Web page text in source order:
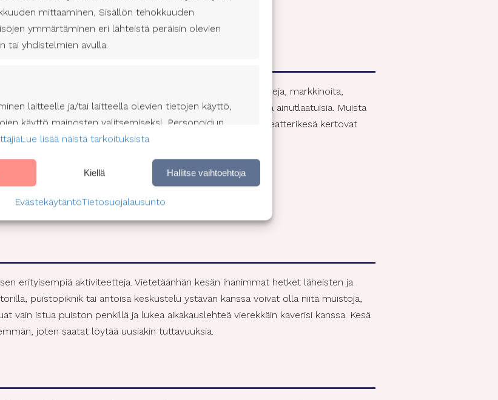
mittaaminen, Sisällön tehokkuuden
ymmärtäminen eri lähteistä peräisin olevien
tai yhdistelmien avulla.
laitteelle ja/tai laitteella olevien tietojen käyttö,
käyttö mainosten valitsemiseksi, Personoidun
Profiilien käyttö kohdennetun
sisällön valitsemiseksi, Palvelujen
Rajoitettujen tietojen käyttö sisällön
muista tietolähteistä peräisin oleviin
yhdistäminen toisiinsa, Laitteiden
lähetettyjen tietojen
Lue lisää näistä tarkoituksista
Kiellä Hallitse vaihtoehtoja
EvästekäytäntöTietosuojalausunto
joista voi monesti nauttia myös maksutta. On konsertteja, markkinoita,
Musiikki, esitykset sekä kohtaamiset tekevät tapahtumista ainutlaatuisia. Muista
sen mukaisesti. Ruisrock, Pori Jazz ja Tampereen Teatterikesä kertovat
sinun alueeltasi löytyy?
erityisempiä aktiviteetteja. Vietetäänhän kesän ihanimmat hetket läheisten ja
puistopiknik tai antoisa keskustelu ystävän kanssa voivat olla niitä muistoja,
vain istua puiston penkillä ja lukea aikakauslehteä vierekkäin kaverisi kanssa. Kesä
joten saatat löytää uusiakin tuttavuuksia.